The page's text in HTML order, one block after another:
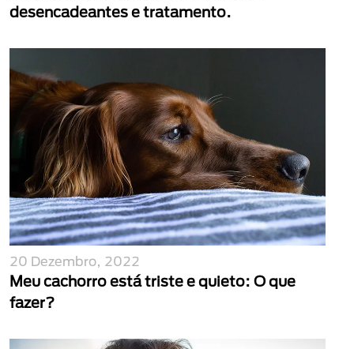
desencadeantes e tratamento.
20 Dezembro, 2022
Meu cachorro está triste e quieto: O que
fazer?